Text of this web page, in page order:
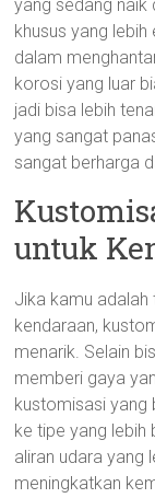
yang sedang naik
khusus yang
dalam
korosi yang luar
jadi bisa lebih
yang sangat
sangat berharga
untuk
Jika kamu
kendaraan,
menarik. Selain
memberi gaya
kustomisasi yang
ke tipe yang lebih
aliran udara yang
meningkatkan